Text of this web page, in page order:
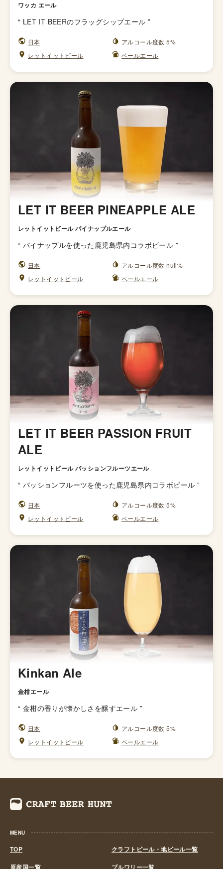
ワッカ エール
“ LET IT BEERのフラッグシップエール ”
日本
アルコール度数 5%
レットイットビール
ペールエール
LET IT BEER PINEAPPLE ALE
レットイットビール パイナップルエール
“ パイナップルを使った鹿児島県内コラボビール ”
日本
アルコール度数 null%
レットイットビール
ペールエール
LET IT BEER PASSION FRUIT
ALE
レットイットビール パッションフルーツエール
“ パッションフルーツを使った鹿児島県内コラボビール ”
日本
アルコール度数 5%
レットイットビール
ペールエール
Kinkan Ale
金柑エール
“ 金柑の香りが懐かしさを醸すエール ”
日本
アルコール度数 5%
レットイットビール
ペールエール
MENU
TOP
クラフトビール・地ビール一覧
原産国一覧
ブルワリー一覧